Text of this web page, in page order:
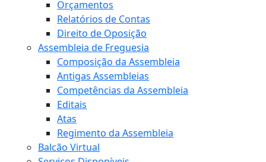
Orçamentos
Relatórios de Contas
Direito de Oposição
Assembleia de Freguesia
Composição da Assembleia
Antigas Assembleias
Competências da Assembleia
Editais
Atas
Regimento da Assembleia
Balcão Virtual